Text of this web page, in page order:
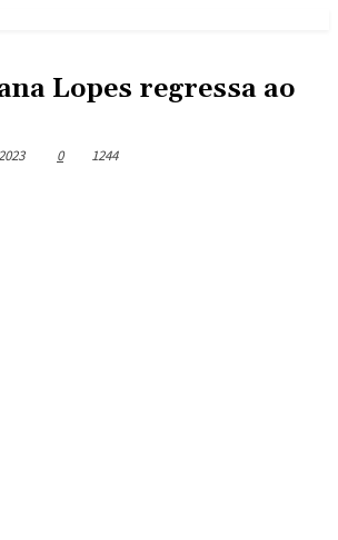
Lopes regressa ao
0 1244